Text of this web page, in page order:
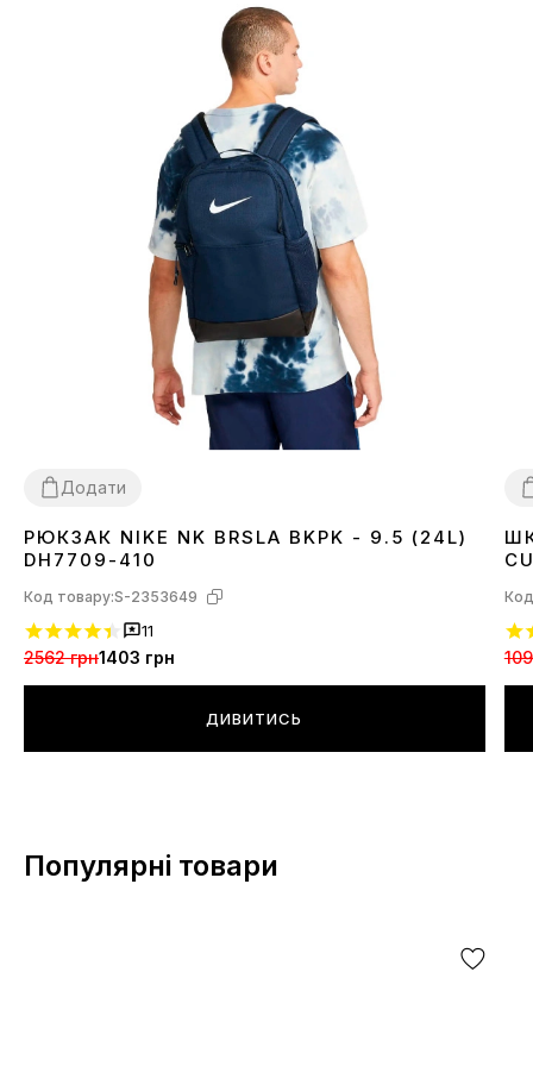
Додати
1SIZE
РЮКЗАК NIKE NK BRSLA BKPK - 9.5 (24L)
DH7709-410
Код товару:S-2353649
11
2562 грн1403 грн
ДИВИТИСЬ
Популярні товари